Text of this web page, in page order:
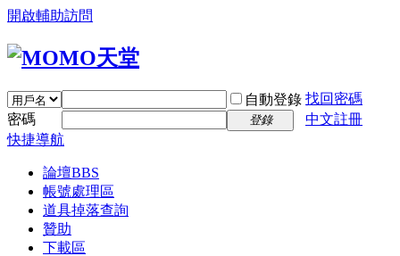
開啟輔助訪問
自動登錄 找回密碼
密碼
登錄
中文註冊
快捷導航
論壇BBS
帳號處理區
道具掉落查詢
贊助
下載區